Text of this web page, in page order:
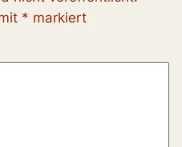
* markiert